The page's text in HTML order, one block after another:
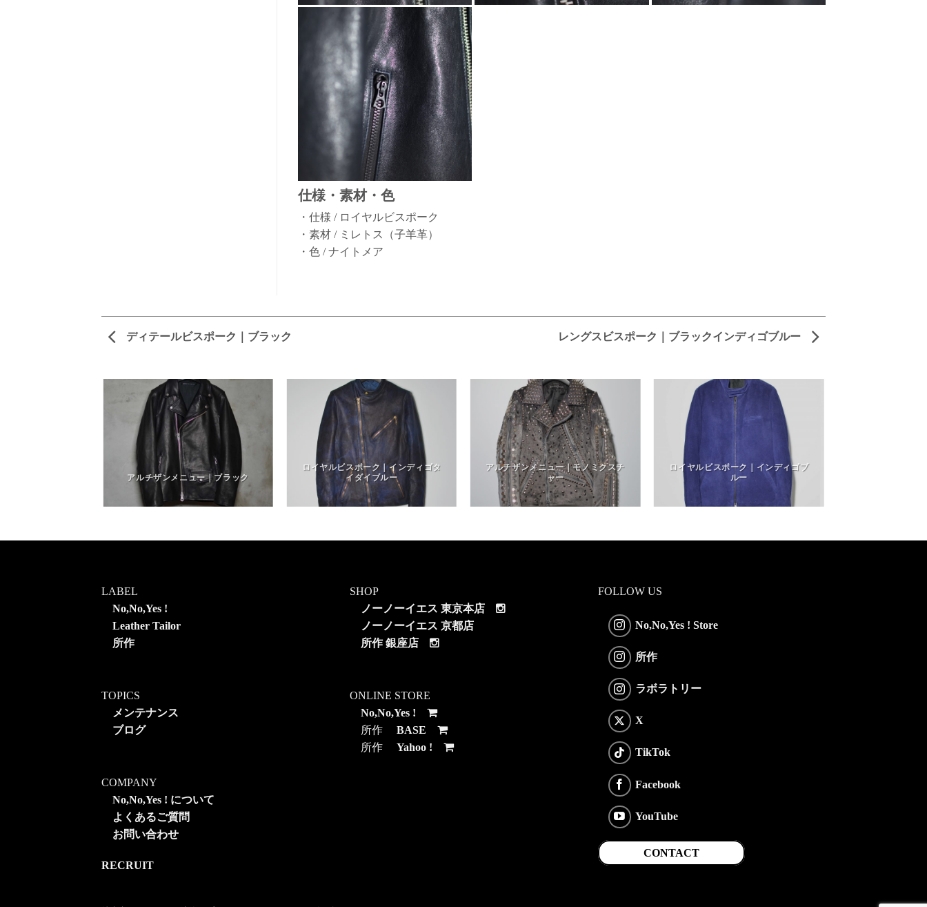
仕様・素材・色
・仕様 / ロイヤルビスポーク
・素材 / ミレトス（子羊革）
・色 / ナイトメア
ディテールビスポーク｜ブラック レングスビスポーク｜ブラックインディゴブルー
アルチザンメニュー｜ブラック
ロイヤルビスポーク｜インディゴタ
イダイブルー
アルチザンメニュー｜モノミクスチ
ャー
ロイヤルビスポーク｜インディゴブ
ルー
LABEL
No,No,Yes !
Leather Tailor
所作
TOPICS
メンテナンス
ブログ
COMPANY
No,No,Yes ! について
よくあるご質問
お問い合わせ
RECRUIT
SHOP
ノーノーイエス 東京本店
ノーノーイエス 京都店
所作 銀座店
ONLINE STORE
No,No,Yes !
所作 BASE
所作 Yahoo !
FOLLOW US
No,No,Yes ! Store
所作
ラボラトリー
X
TikTok
Facebook
YouTube
CONTACT